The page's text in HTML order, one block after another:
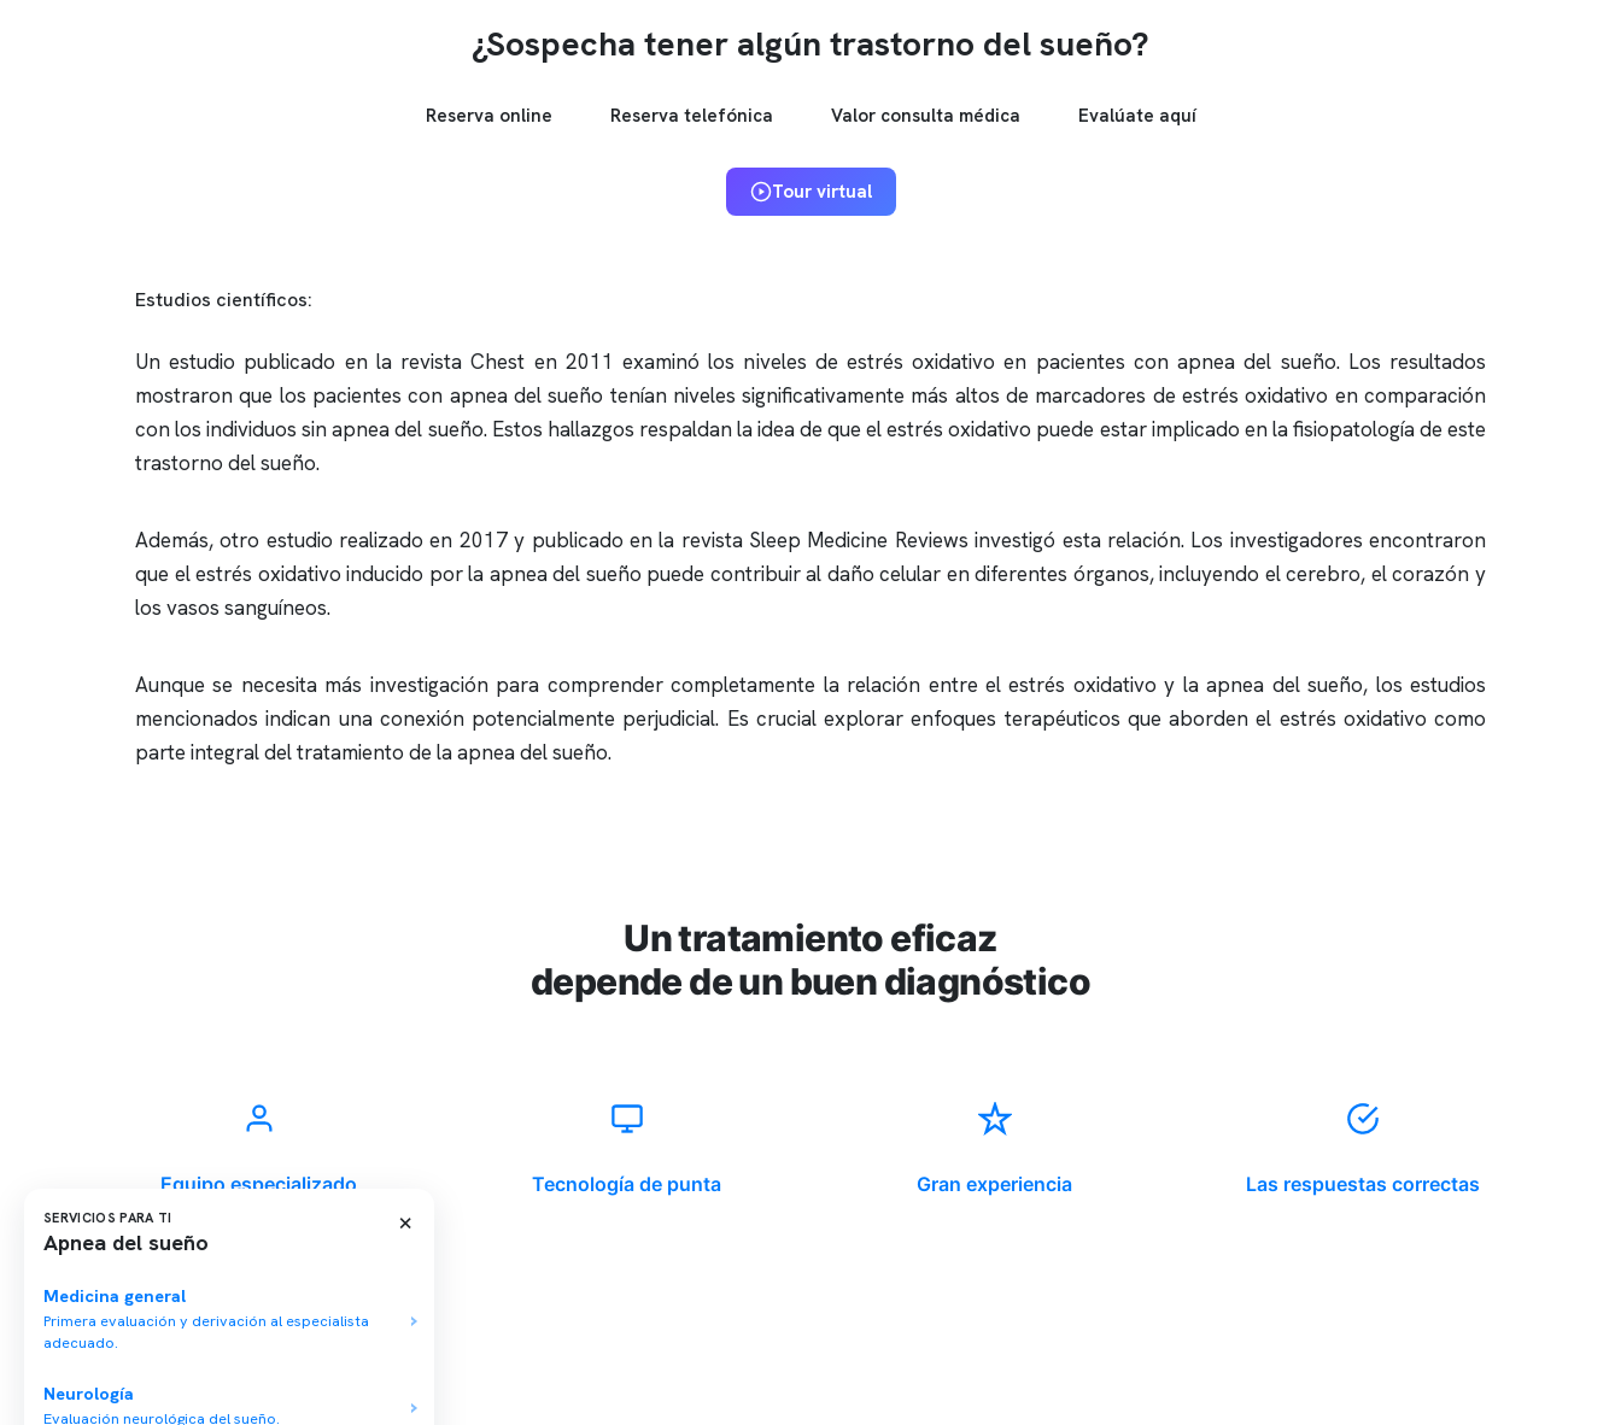
¿Sospecha tener algún trastorno del sueño?
Reserva online Reserva telefónica Valor consulta médica Evalúate aquí
Tour virtual
Estudios científicos:
Un estudio publicado en la revista Chest en 2011 examinó los niveles de estrés oxidativo en pacientes conapnea del sueño. Los resultados
mostraron que los pacientes con apnea del sueño tenían niveles significativamente más altos de marcadores de estrés oxidativo en comparación
con los individuos sinapnea del sueño. Estos hallazgos respaldan la idea de que el estrés oxidativo puede estar implicado en la fisiopatología de este
trastorno del sueño.
Además, otro estudio realizado en 2017 y publicado en la revista Sleep Medicine Reviews investigó esta relación. Los investigadores encontraron
que el estrés oxidativo inducido por la apnea del sueño puede contribuir al daño celular en diferentes órganos, incluyendo el cerebro, el corazón y
los vasos sanguíneos.
Aunque se necesita más investigación para comprender completamente la relación entre el estrés oxidativo y laapnea del sueño, los estudios
mencionados indican una conexión potencialmente perjudicial. Es crucial explorar enfoques terapéuticos que aborden el estrés oxidativo como
parte integral del tratamiento de laapnea del sueño.
Un tratamiento eficaz
depende de un buen diagnóstico
Equipo especializado Tecnología de punta Gran experiencia Las respuestas correctas
Última modificación: 18-07-2023
SERVICIOS PARA TI
Apnea del sueño
×
Medicina general
Primera evaluación y derivación al especialista
adecuado.
Neurología
Evaluación neurológica del sueño.